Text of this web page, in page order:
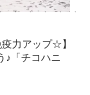
疫力アップ☆】
♪「チコハニ